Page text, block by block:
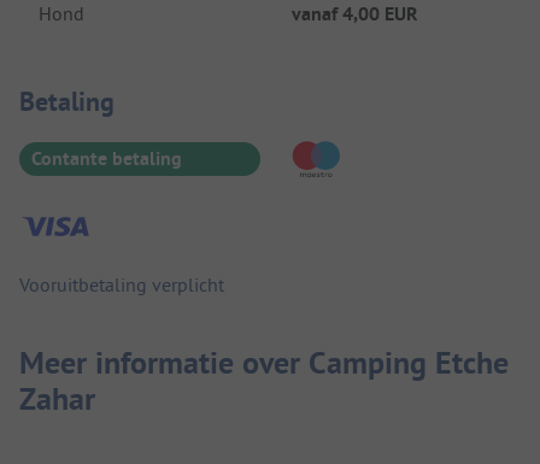
Hond vanaf4,00 EUR
Betaalinformatie
Betaling
Contante betaling
Vooruitbetaling verplicht
Meer informatie over Camping Etche
Zahar